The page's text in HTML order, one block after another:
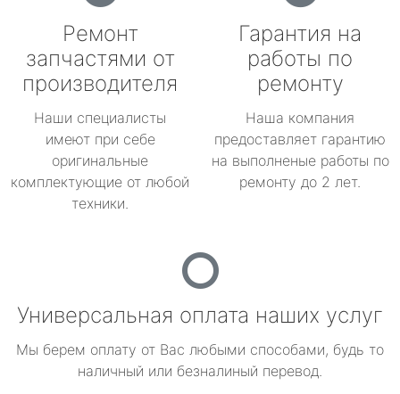
Ремонт
запчастями от
производителя
Наши специалисты
имеют при себе
оригинальные
комплектующие от любой
техники.
Гарантия на
работы по
ремонту
Наша компания
предоставляет гарантию
на выполненые работы по
ремонту до 2 лет.
Универсальная оплата наших услуг
Мы берем оплату от Вас любыми способами, будь то
наличный или безналиный перевод.